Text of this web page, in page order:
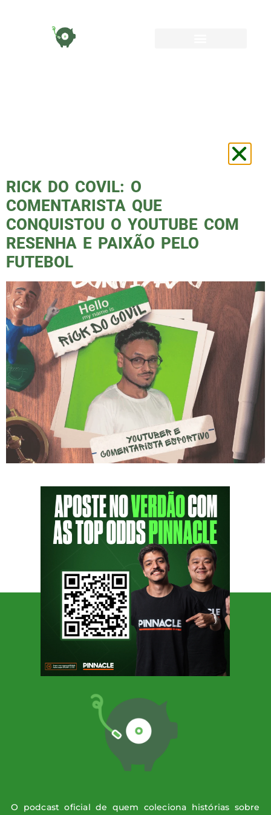
RICK DO COVIL: O
COMENTARISTA QUE
CONQUISTOU O YOUTUBE COM
RESENHA E PAIXÃO PELO
FUTEBOL
apresentador do canal “Rick Covil” no
YouTube. Todos os dias, ele fala sobre
futebol com bom humor, opinião e muita
resenha. Seu estilo leve e direto atrai
milhares de torcedores que buscam conteúdo
esportivo autêntico e acessível. Além disso,
Rick é comentarista e analista de […]
SIGA O PODPORCO
O podcast oficial de quem coleciona histórias sobre